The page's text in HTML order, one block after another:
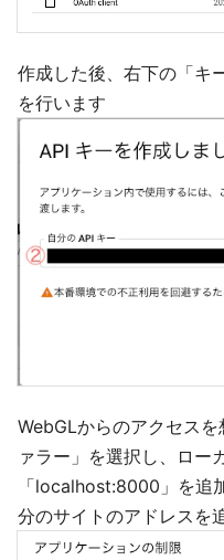
作成した後、右下の「キ
を行います
WebGLからのアクセス
ァラー」を選択し、ロー
「localhost:8000」を追
分のサイトのアドレスを